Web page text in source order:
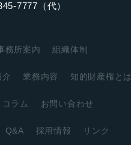
7777（代）
務所案内 組織体制
業務内容 知的財産権とは
ラム お問い合わせ
Q&A 採用情報 リンク